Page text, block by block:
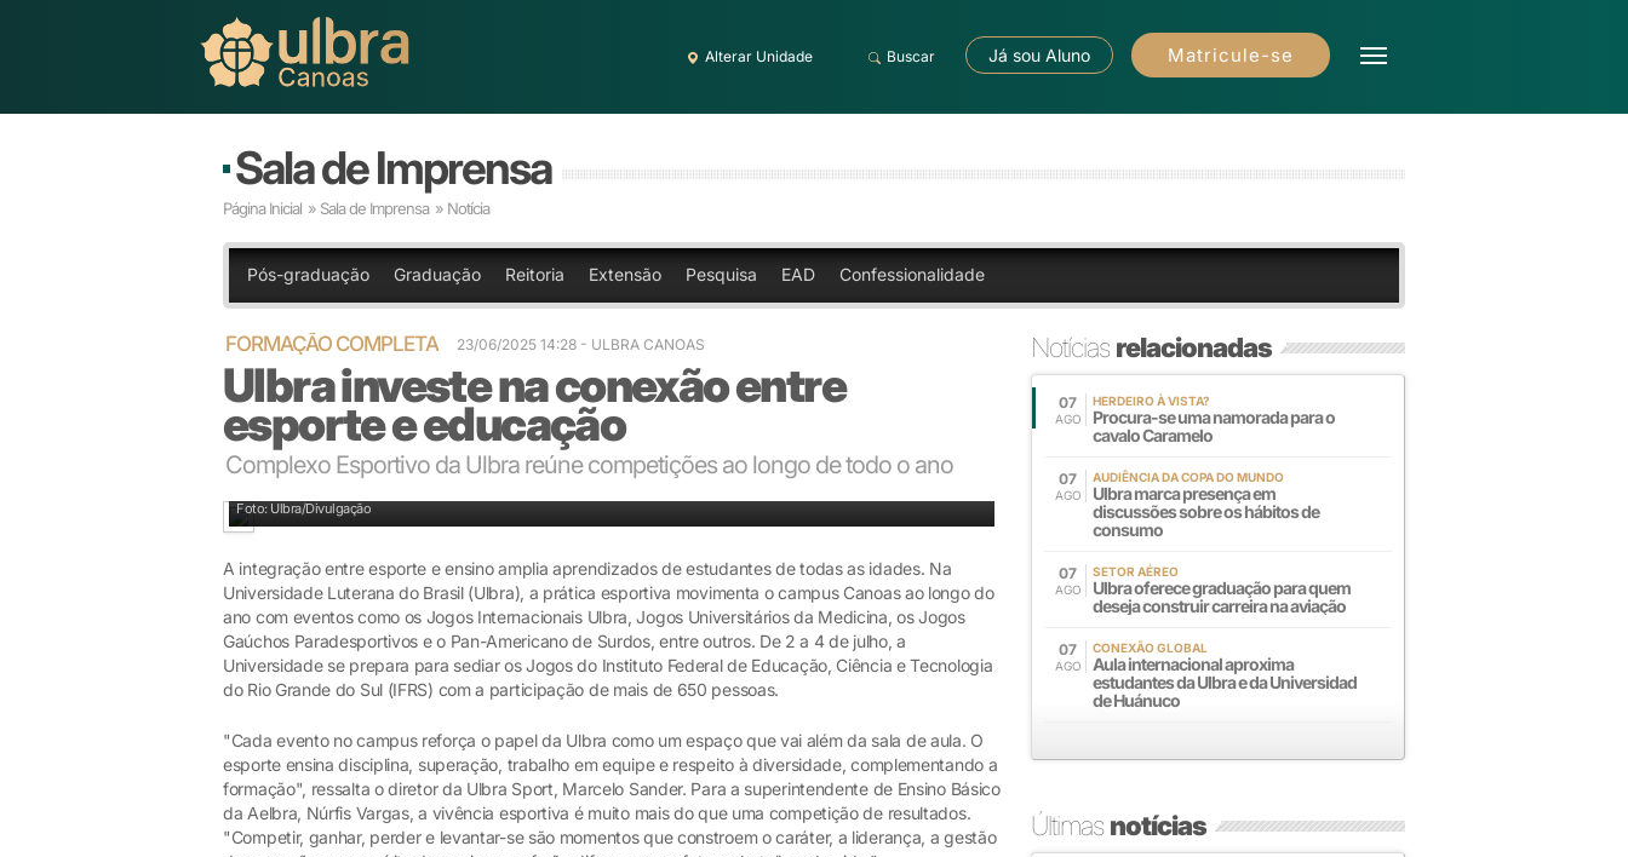
Alterar Unidade Buscar Já sou Aluno Matricule-se
Sala de Imprensa
Página Inicial » Sala de Imprensa » Notícia
Pós-graduação Graduação Reitoria Extensão Pesquisa EAD Confessionalidade
FORMAÇÃO COMPLETA 23/06/2025 14:28 - ULBRA CANOAS
Ulbra investe na conexão entre
esporte e educação
Complexo Esportivo da Ulbra reúne competições ao longo de todo o ano
Foto: Ulbra/Divulgação
A integração entre esporte e ensino amplia aprendizados de estudantes de todas as idades. Na
Universidade Luterana do Brasil (Ulbra), a prática esportiva movimenta o campus Canoas ao longo do
ano com eventos como os Jogos Internacionais Ulbra, Jogos Universitários da Medicina, os Jogos
Gaúchos Paradesportivos e o Pan-Americano de Surdos, entre outros. De 2 a 4 de julho, a
Universidade se prepara para sediar os Jogos do Instituto Federal de Educação, Ciência e Tecnologia
do Rio Grande do Sul (IFRS) com a participação de mais de 650 pessoas.
"Cada evento no campus reforça o papel da Ulbra como um espaço que vai além da sala de aula. O
esporte ensina disciplina, superação, trabalho em equipe e respeito à diversidade, complementando a
formação", ressalta o diretor da Ulbra Sport, Marcelo Sander. Para a superintendente de Ensino Básico
da Aelbra, Núrfis Vargas, a vivência esportiva é muito mais do que uma competição de resultados.
"Competir, ganhar, perder e levantar-se são momentos que constroem o caráter, a liderança, a gestão
Notíciasrelacionadas
07
AGO
HERDEIRO À VISTA?
Procura-se uma namorada para o
cavalo Caramelo
07
AGO
AUDIÊNCIA DA COPA DO MUNDO
Ulbra marca presença em
discussões sobre os hábitos de
consumo
07
AGO
SETOR AÉREO
Ulbra oferece graduação para quem
deseja construir carreira na aviação
07
AGO
CONEXÃO GLOBAL
Aula internacional aproxima
estudantes da Ulbra e da Universidad
de Huánuco
Últimasnotícias